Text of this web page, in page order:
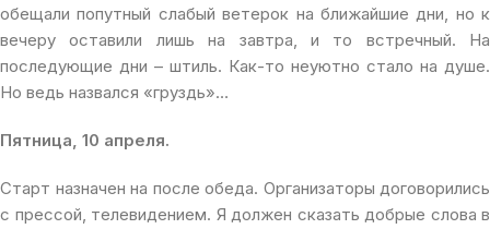
обещали попутный слабый ветерок на ближайшие дни, но к
вечеру оставили лишь на завтра, и то встречный. На
последующие дни – штиль. Как-то неуютно стало на душе.
Но ведь назвался «груздь»…
Пятница, 10 апреля.
Старт назначен на после обеда. Организаторы договорились
с прессой, телевидением. Я должен сказать добрые слова в